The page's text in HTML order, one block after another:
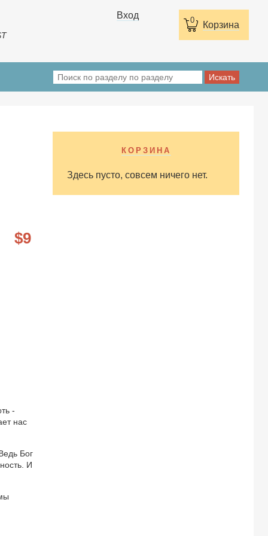
0 Корзина
Вход
9
-
нас
Бог
И
КОРЗИНА
Здесь пусто, совсем ничего нет.